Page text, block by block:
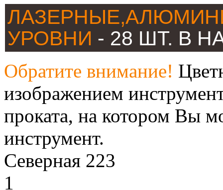
УРОВНИ - 28 ШТ. В
Обратите внимание!
изображением
проката, на котором Вы
инструмент.
Северная 223
1